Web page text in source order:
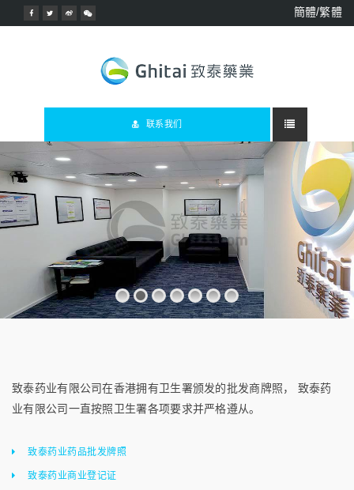
簡體/繁體
联系我们
致泰药业有限公司在香港拥有卫生署颁发的批发商牌照， 致泰药
业有限公司一直按照卫生署各项要求并严格遵从。
致泰药业药品批发牌照
致泰药业商业登记证